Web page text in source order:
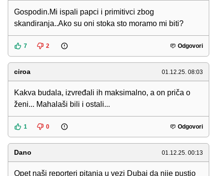
Gospodin.Mi ispali papci i primitivci zbog
skandiranja..Ako su oni stoka sto moramo mi biti?
7 2 Odgovori
ciroa 01.12.25. 08:03
Kakva budala, izvređali ih maksimalno, a on priča o
ženi... Mahalaši bili i ostali...
1 0 Odgovori
Dano 01.12.25. 00:13
Opet naši reporteri pitanja u vezi Dubai da nije pustio